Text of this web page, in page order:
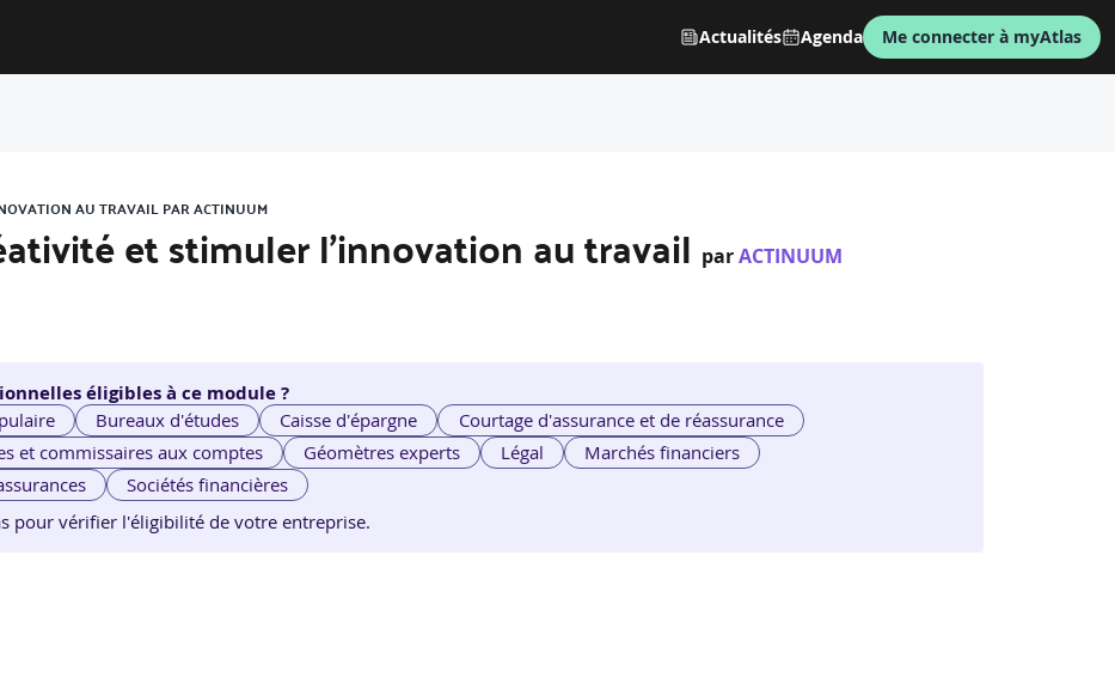
Actualités Agenda Me connecter à myAtlas
AU TRAVAIL PAR ACTINUUM
et stimuler l’innovation au travail parACTINUUM
éligibles à ce module ?
Bureaux d'études Caisse d'épargne
Courtage d'assurance et de réassurance
et commissaires aux comptes Géomètres experts Légal
Marchés financiers
Sociétés financières
pour vérifier l'éligibilité de votre entreprise.